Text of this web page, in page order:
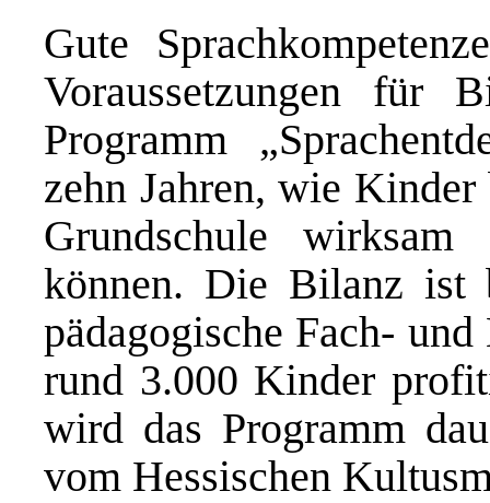
Gute
Voraussetzungen für
Programm
zehn Jahren, wie
Grundschule wirksam
können. Die Bilanz ist
pädagogische Fach-
rund 3.000 Kinder
wird das Programm
vom Hessischen